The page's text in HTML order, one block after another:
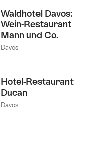
Waldhotel Davos:
Wein-Restaurant
Mann und Co.
Davos
Hotel-Restaurant
Ducan
Davos